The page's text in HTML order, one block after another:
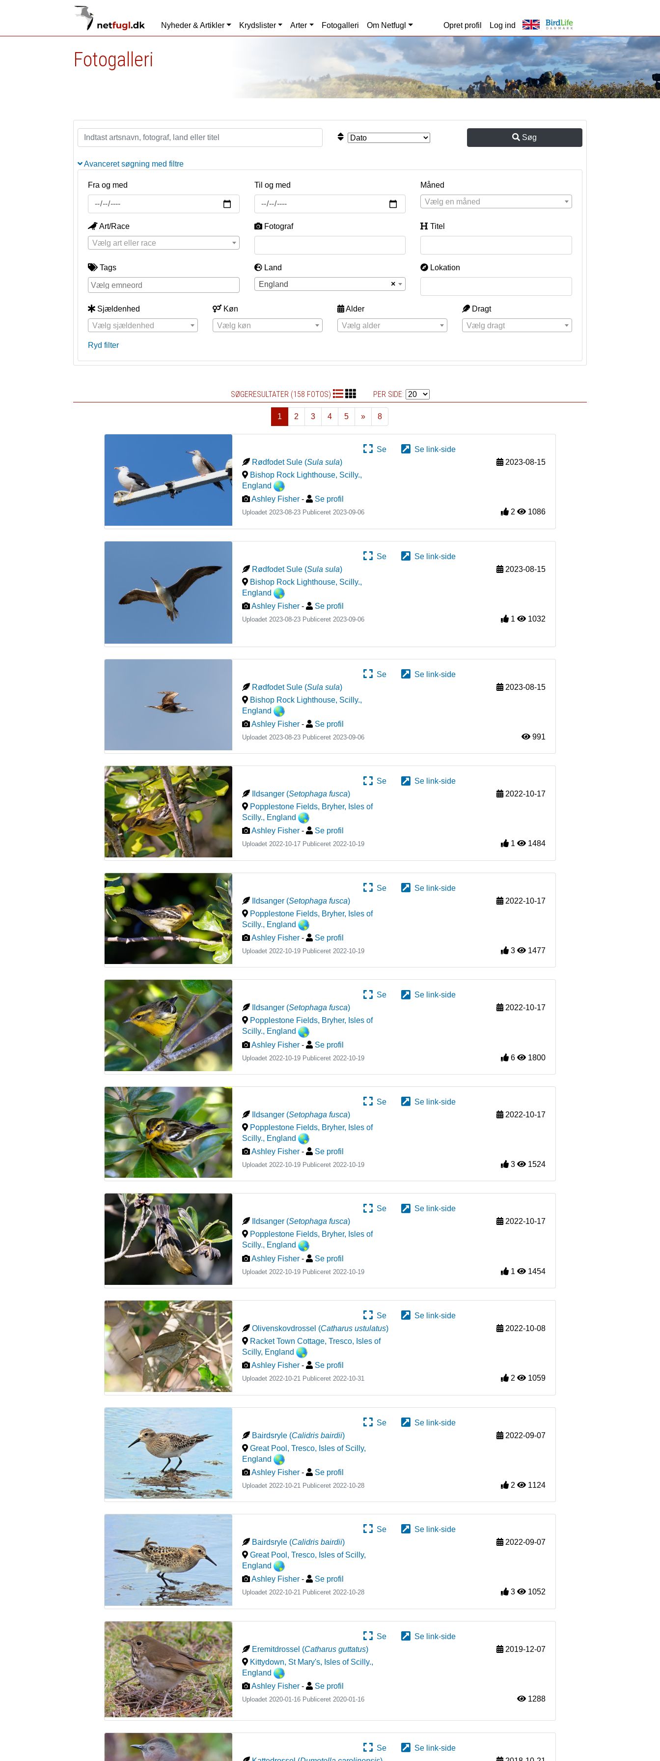
Nyheder & Artikler Krydslister Arter Fotogalleri Om Netfugl Opret profil Log ind
Fotogalleri
Søg
Avanceret søgning med filtre
Fra og med Til og med
Måned
Vælg en måned
Art/Race
Vælg art eller race
Fotograf Titel
Tags
Land
×
England
Lokation
Sjældenhed
Vælg sjældenhed
Køn
Vælg køn
Alder
Vælg alder
Dragt
Vælg dragt
Ryd filter
SØGERESULTATER (158 FOTOS) PER SIDE:
1 2 3 4 5
»
Næste
8
Se
Se link-side
Rødfodet Sule (Sula sula)
2023-08-15
Bishop Rock Lighthouse, Scilly.,
England
Ashley Fisher - Se profil
Uploadet 2023-08-23 Publiceret2023-09-06 2 1086
Se
Se link-side
Rødfodet Sule (Sula sula)
2023-08-15
Bishop Rock Lighthouse, Scilly.,
England
Ashley Fisher - Se profil
Uploadet 2023-08-23 Publiceret 2023-09-06 1 1032
Se
Se link-side
Rødfodet Sule (Sula sula)
2023-08-15
Bishop Rock Lighthouse, Scilly.,
England
Ashley Fisher - Se profil
Uploadet 2023-08-23 Publiceret 2023-09-06 991
Se
Se link-side
Ildsanger (Setophaga fusca)
2022-10-17
Popplestone Fields, Bryher, Isles of
Scilly., England
Ashley Fisher - Se profil
Uploadet 2022-10-17 Publiceret2022-10-19 1 1484
Se
Se link-side
Ildsanger (Setophaga fusca)
2022-10-17
Popplestone Fields, Bryher, Isles of
Scilly., England
Ashley Fisher - Se profil
Uploadet 2022-10-19 Publiceret 2022-10-19 3 1477
Se
Se link-side
Ildsanger (Setophaga fusca)
2022-10-17
Popplestone Fields, Bryher, Isles of
Scilly., England
Ashley Fisher - Se profil
Uploadet 2022-10-19 Publiceret 2022-10-19 6 1800
Se
Se link-side
Ildsanger (Setophaga fusca)
2022-10-17
Popplestone Fields, Bryher, Isles of
Scilly., England
Ashley Fisher - Se profil
Uploadet 2022-10-19 Publiceret2022-10-19 3 1524
Se
Se link-side
Ildsanger (Setophaga fusca)
2022-10-17
Popplestone Fields, Bryher, Isles of
Scilly., England
Ashley Fisher - Se profil
Uploadet 2022-10-19 Publiceret 2022-10-19 1 1454
Se
Se link-side
Olivenskovdrossel (Catharus ustulatus)
2022-10-08
Racket Town Cottage, Tresco, Isles of
Scilly, England
Ashley Fisher - Se profil
Uploadet 2022-10-21 Publiceret2022-10-31 2 1059
Se
Se link-side
Bairdsryle (Calidris bairdii)
2022-09-07
Great Pool, Tresco, Isles of Scilly,
England
Ashley Fisher - Se profil
Uploadet 2022-10-21 Publiceret 2022-10-28 2 1124
Se
Se link-side
Bairdsryle (Calidris bairdii)
2022-09-07
Great Pool, Tresco, Isles of Scilly,
England
Ashley Fisher - Se profil
Uploadet 2022-10-21 Publiceret2022-10-28 3 1052
Se
Se link-side
Eremitdrossel (Catharus guttatus)
2019-12-07
Kittydown, St Mary's, Isles of Scilly.,
England
Ashley Fisher - Se profil
Uploadet 2020-01-16 Publiceret 2020-01-16 1288
Se
Se link-side